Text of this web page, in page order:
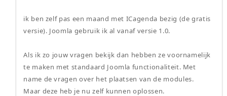
ik ben zelf pas een maand met ICagenda bezig (de gratis
versie). Joomla gebruik ik al vanaf versie 1.0.
Als ik zo jouw vragen bekijk dan hebben ze voornamelijk
te maken met standaard Joomla functionaliteit. Met
name de vragen over het plaatsen van de modules.
Maar deze heb je nu zelf kunnen oplossen.